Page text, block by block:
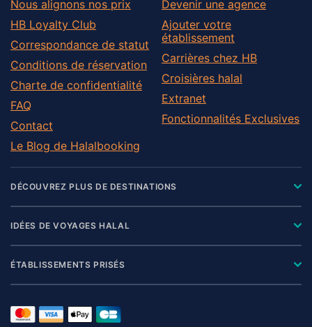
Nous alignons nos prix
HB Loyalty Club
Correspondance de statut
Conditions de réservation
Charte de confidentialité
FAQ
Contact
Le Blog de Halalbooking
Devenir une agence
Ajouter votre
établissement
Carrières chez HB
Croisières halal
Extranet
Fonctionnalités Exclusives
DÉCOUVREZ PLUS DE DESTINATIONS
IDÉES DE VOYAGES HALAL
ÉTABLISSEMENTS PRISÉS